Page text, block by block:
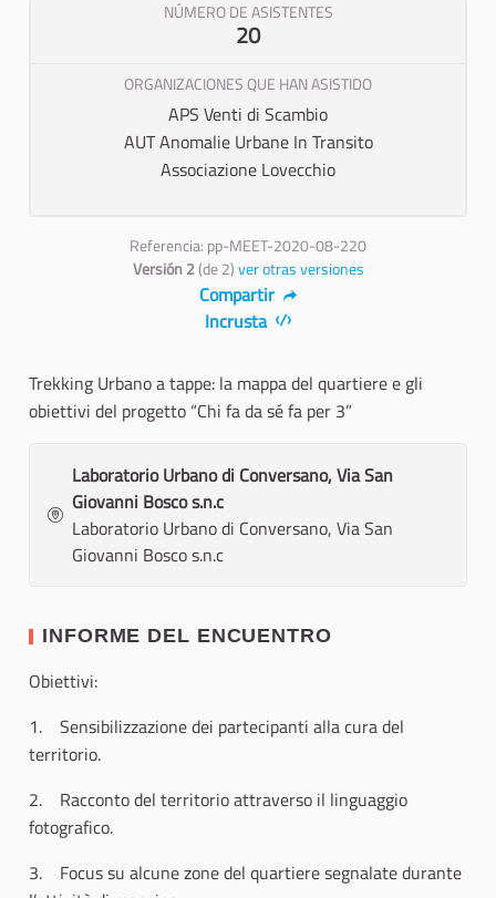
NÚMERO DE ASISTENTES
20
ORGANIZACIONES QUE HAN ASISTIDO
APS Venti di Scambio
AUT Anomalie Urbane In Transito
Associazione Lovecchio
Referencia: pp-MEET-2020-08-220
Versión 2(de 2)ver otras versiones
Compartir
Incrusta
Trekking Urbano a tappe: la mappa del quartiere e gli
obiettivi del progetto “Chi fa da sé fa per 3”
Laboratorio Urbano di Conversano, Via San
Giovanni Bosco s.n.c
Laboratorio Urbano di Conversano, Via San
Giovanni Bosco s.n.c
INFORME DEL ENCUENTRO
Obiettivi:
1. Sensibilizzazione dei partecipanti alla cura del
territorio.
2. Racconto del territorio attraverso il linguaggio
fotografico.
3. Focus su alcune zone del quartiere segnalate durante